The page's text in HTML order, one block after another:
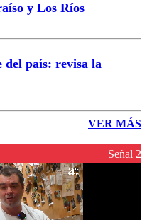
y Los Ríos
del país: revisa la
VER MÁS
Señal 2